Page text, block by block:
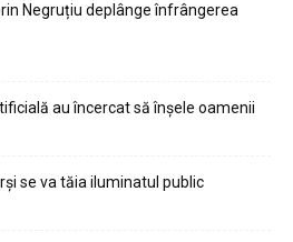
Negruțiu deplânge înfrângerea
au încercat să înșele oamenii
se va tăia iluminatul public